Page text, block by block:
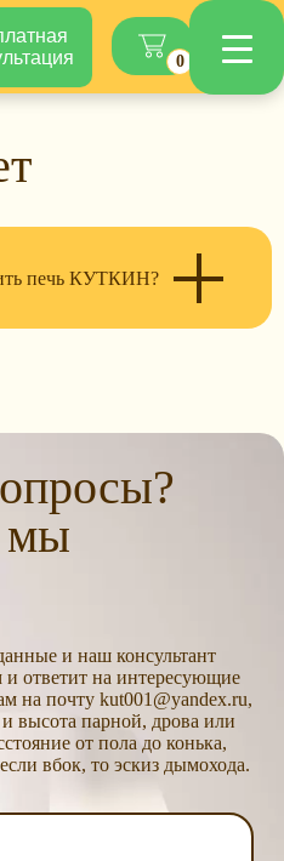
0
печь КУТКИН?
мы
и наш консультант
и ответит на интересующие
на почту kut001@yandex.ru,
высота парной, дрова или
от пола до конька,
вбок, то эскиз дымохода.